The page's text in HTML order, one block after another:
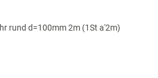
rund d=100mm 2m (1St a'2m)